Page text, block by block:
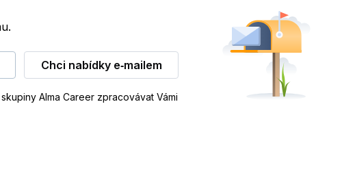
Chci nabídky e‑mailem
Alma Career zpracovávat Vámi